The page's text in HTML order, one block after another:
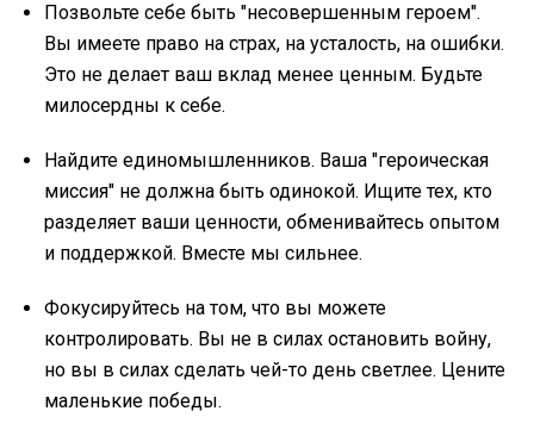
Позвольте себе быть "несовершенным героем".
Вы имеете право на страх, на усталость, на ошибки.
Это не делает ваш вклад менее ценным. Будьте
милосердны к себе.
Найдите единомышленников. Ваша "героическая
миссия" не должна быть одинокой. Ищите тех, кто
разделяет ваши ценности, обменивайтесь опытом
и поддержкой. Вместе мы сильнее.
Фокусируйтесь на том, что вы можете
контролировать. Вы не в силах остановить войну,
но вы в силах сделать чей-то день светлее. Цените
маленькие победы.